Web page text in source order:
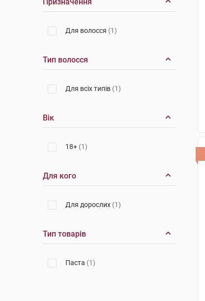
Для волосся (1)
Тип волосся
Для всіх типів (1)
Вік
18+ (1)
Для кого
Для дорослих (1)
Тип товарів
Паста (1)